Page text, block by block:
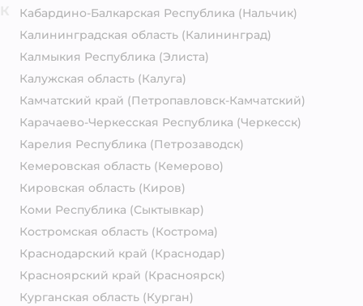
Кабардино-Балкарская Республика (Нальчик)
Калининградская область (Калининград)
Калмыкия Республика (Элиста)
Калужская область (Калуга)
Камчатский край (Петропавловск-Камчатский)
Карачаево-Черкесская Республика (Черкесск)
Карелия Республика (Петрозаводск)
Кемеровская область (Кемерово)
Кировская область (Киров)
Коми Республика (Сыктывкар)
Костромская область (Кострома)
Краснодарский край (Краснодар)
Красноярский край (Красноярск)
Курганская область (Курган)